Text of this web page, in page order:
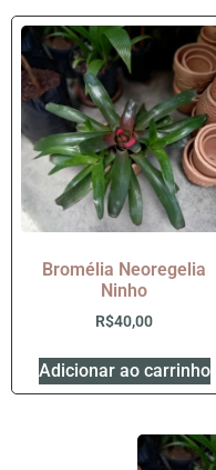
Bromélia Neoregelia
Ninho
R$40,00
Adicionar ao carrinho